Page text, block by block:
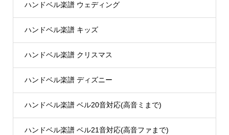
ハンドベル楽譜 ウェディング
ハンドベル楽譜 キッズ
ハンドベル楽譜 クリスマス
ハンドベル楽譜 ディズニー
ハンドベル楽譜 ベル20音対応(高音ミまで)
ハンドベル楽譜 ベル21音対応(高音ファまで)